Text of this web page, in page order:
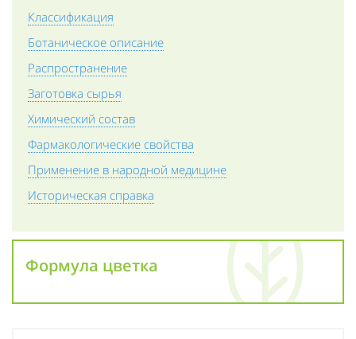
Классификация
Ботаническое описание
Распространение
Заготовка сырья
Химический состав
Фармакологические свойства
Применение в народной медицине
Историческая справка
Формула цветка